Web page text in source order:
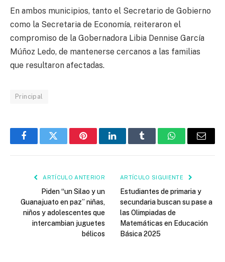
En ambos municipios, tanto el Secretario de Gobierno
como la Secretaria de Economía, reiteraron el
compromiso de la Gobernadora Libia Dennise García
Múñoz Ledo, de mantenerse cercanos a las familias
que resultaron afectadas.
Principal
FacebookTwitter PinterestLinkedInTumblr WhatsAppEmail
ARTÍCULO ANTERIOR
Piden “un Silao y un
Guanajuato en paz” niñas,
niños y adolescentes que
intercambian juguetes
bélicos
ARTÍCULO SIGUIENTE
Estudiantes de primaria y
secundaria buscan su pase a
las Olimpiadas de
Matemáticas en Educación
Básica 2025